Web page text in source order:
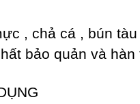
, chả cá , bún
bảo quản và hàn